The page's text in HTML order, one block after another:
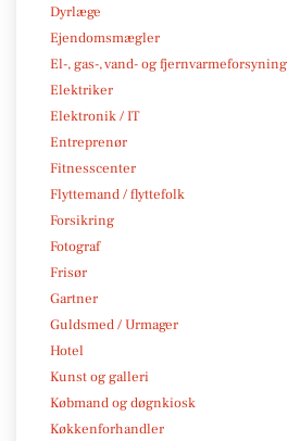
Dyrlæge
Ejendomsmægler
El-, gas-, vand- og fjernvarmeforsyning
Elektriker
Elektronik / IT
Entreprenør
Fitnesscenter
Flyttemand / flyttefolk
Forsikring
Fotograf
Frisør
Gartner
Guldsmed / Urmager
Hotel
Kunst og galleri
Købmand og døgnkiosk
Køkkenforhandler